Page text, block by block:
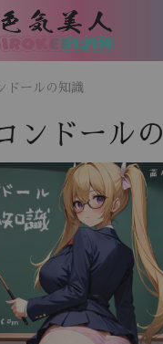
ドールの知識
ンドール